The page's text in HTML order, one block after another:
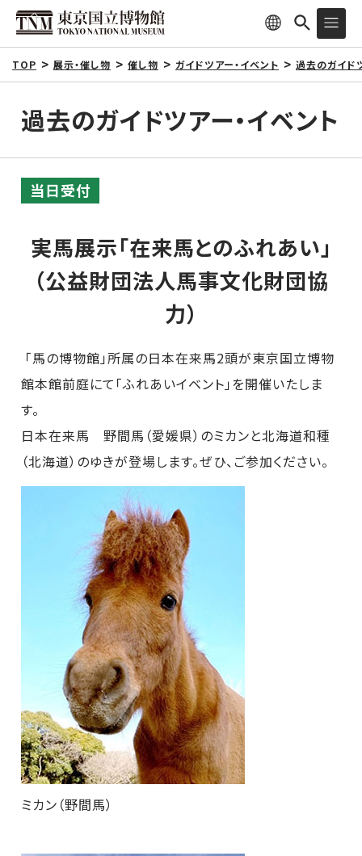
TOP 展示・催し物 催し物 ガイドツアー・イベント 過去のガイド
過去のガイドツアー・イベント
当日受付
実馬展示「在来馬とのふれあい」
（公益財団法人馬事文化財団協
力）
「馬の博物館」所属の日本在来馬2頭が東京国立博物
館本館前庭にて「ふれあいイベント」を開催いたしま
す。
日本在来馬 野間馬（愛媛県）のミカンと北海道和種
（北海道）のゆきが登場します。ぜひ、ご参加ください。
ミカン（野間馬）